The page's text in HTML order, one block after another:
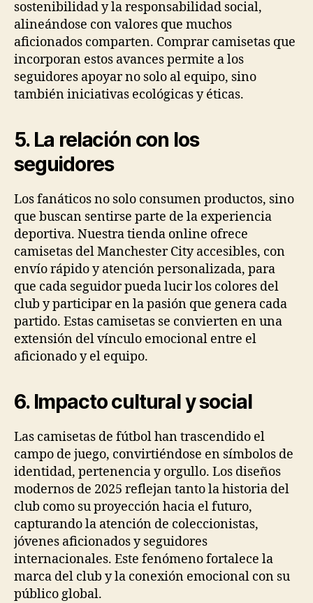
sostenibilidad y la responsabilidad social,
alineándose con valores que muchos
aficionados comparten. Comprar camisetas que
incorporan estos avances permite a los
seguidores apoyar no solo al equipo, sino
también iniciativas ecológicas y éticas.
5. La relación con los
seguidores
Los fanáticos no solo consumen productos, sino
que buscan sentirse parte de la experiencia
deportiva. Nuestra tienda online ofrece
camisetas del Manchester City accesibles, con
envío rápido y atención personalizada, para
que cada seguidor pueda lucir los colores del
club y participar en la pasión que genera cada
partido. Estas camisetas se convierten en una
extensión del vínculo emocional entre el
aficionado y el equipo.
6. Impacto cultural y social
Las camisetas de fútbol han trascendido el
campo de juego, convirtiéndose en símbolos de
identidad, pertenencia y orgullo. Los diseños
modernos de 2025 reflejan tanto la historia del
club como su proyección hacia el futuro,
capturando la atención de coleccionistas,
jóvenes aficionados y seguidores
internacionales. Este fenómeno fortalece la
marca del club y la conexión emocional con su
público global.